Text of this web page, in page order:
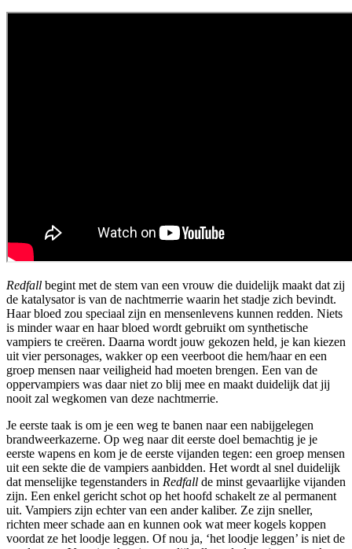
Redfall begint met de stem van een vrouw die duidelijk maakt dat zij
de katalysator is van de nachtmerrie waarin het stadje zich bevindt.
Haar bloed zou speciaal zijn en mensenlevens kunnen redden. Niets
is minder waar en haar bloed wordt gebruikt om synthetische
vampiers te creëren. Daarna wordt jouw gekozen held, je kan kiezen
uit vier personages, wakker op een veerboot die hem/haar en een
groep mensen naar veiligheid had moeten brengen. Een van de
oppervampiers was daar niet zo blij mee en maakt duidelijk dat jij
nooit zal wegkomen van deze nachtmerrie.
Je eerste taak is om je een weg te banen naar een nabijgelegen
brandweerkazerne. Op weg naar dit eerste doel bemachtig je je
eerste wapens en kom je de eerste vijanden tegen: een groep mensen
uit een sekte die de vampiers aanbidden. Het wordt al snel duidelijk
dat menselijke tegenstanders in Redfall de minst gevaarlijke vijanden
zijn. Een enkel gericht schot op het hoofd schakelt ze al permanent
uit. Vampiers zijn echter van een ander kaliber. Ze zijn sneller,
richten meer schade aan en kunnen ook wat meer kogels koppen
voordat ze het loodje leggen. Of nou ja, ‘het loodje leggen’ is niet de